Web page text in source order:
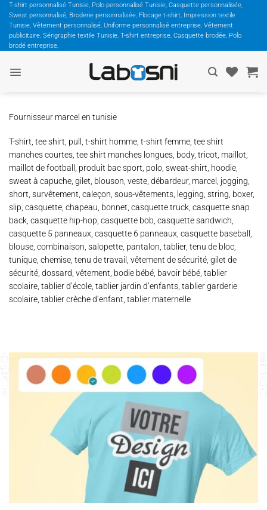
Passer
contenu
T-shirt personnalisé Tunisie, Polo personnalisé Tunisie, Casquette personnalisée,
Sweat personnalisé, Broderie personnalisée, Flocage t-shirt, Impression textile
Tunisie, Vêtement personnalisé, Uniforme personnalisé entreprise, Vêtement
publicitaire, Sérigraphie textile Tunisie, T-shirt entreprise, Casquette brodée, Polo
brodé entreprise,
Fournisseur marcel en tunisie
T-shirt, tee shirt, pull, t-shirt homme, t-shirt femme, tee shirt
manches courtes, tee shirt manches longues, body, tricot, maillot,
maillot de football, produit bac sport, polo, sweat-shirt, hoodie,
sweat à capuche, gilet, blouson, veste, débardeur, marcel, jogging,
short, survêtement, caleçon, sous-vêtements, legging, string, boxer,
slip, casquette, chapeau, bonnet, casquette truck, casquette snap
back, casquette hip-hop, casquette bob, casquette sandwich,
casquette 5 panneaux, casquette 6 panneaux, casquette baseball,
blouse, combinaison, salopette, pantalon, tablier, tenu de bloc,
tunique, chemise, tenu de travail, vêtement de sécurité, gilet de
sécurité, dossard, vêtement, bodie bébé, bavoir bébé, tablier
scolaire, tablier d’école, tablier jardin d’enfants, tablier garderie
scolaire, tablier crèche d’enfant, tablier maternelle